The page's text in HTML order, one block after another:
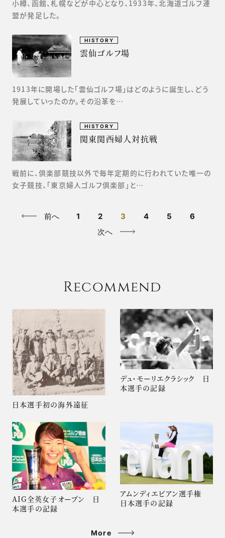
小樽、函館、札幌などが中心となり、1933年、北海道ゴルフ連
盟が発足した。
HISTORY
雲仙ゴルフ場
1913年に開場した「雲仙ゴルフ場」はどのように誕生し、どう
発展していったのか。その沿革を…
HISTORY
関東関西婦人対抗戦
戦前に、倶楽部競技以外で毎年定期的に行われていた唯一の
女子競技、「東京婦人ゴルフ倶楽部」と…
前へ 1 2 3 4 5
6
次へ
Recommend
日本選手初の海外遠征
デュ・モーリエクラシック 日
本選手の記録
AIG全英女子オープン 日
本選手の記録
アムンディエビアン選手権
日本選手の記録
More